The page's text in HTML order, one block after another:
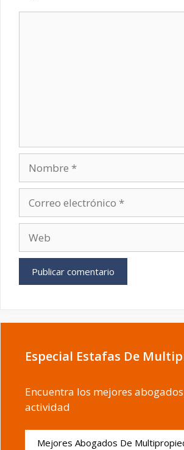
electrónico
Especial Estafas De
Encuentra los mejores
actividad
Mejores Abogados De